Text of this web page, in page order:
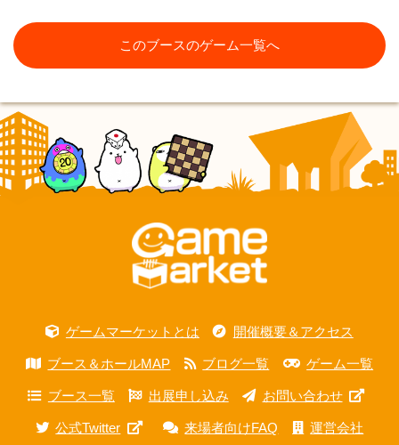
このブースのゲーム一覧へ
ゲームマーケットとは 開催概要＆アクセス
ブース＆ホールMAP ブログ一覧 ゲーム一覧
ブース一覧 出展申し込み お問い合わせ
公式Twitter 来場者向けFAQ 運営会社